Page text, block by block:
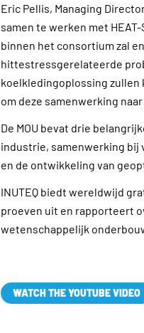
Eric Pellis, Managing
samen te werken met
binnen het consortium zal
hittestressgerelateerde
koelkledingoplossing zullen
om deze samenwerking
De MOU bevat drie
industrie, samenwerking
en de ontwikkeling van
INUTEQ biedt wereldwijd
proeven uit en rapporteert
wetenschappelijk
WATCH THE YOUTUBE VIDEO